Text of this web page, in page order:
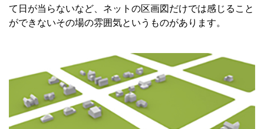
て日が当らないなど、ネットの区画図だけでは感じること
ができないその場の雰囲気というものがあります。